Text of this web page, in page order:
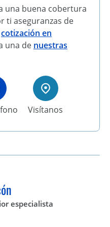
una buena cobertura
ti aseguranzas de
cotización en
una de nuestras
Visítanos
especialista